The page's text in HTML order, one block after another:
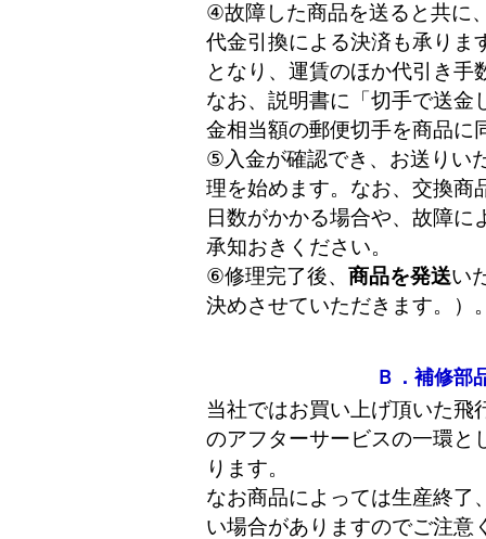
④故障した商品を送ると共に
代金引換による決済も承りま
となり、運賃のほか代引き手
なお、説明書に「切手で送金
金相当額の郵便切手を商品に
⑤入金が確認でき、お送りい
理を始めます。なお、交換商
日数がかかる場合や、故障
承知おきください。
⑥修理完了後、 商品を発送い
決めさせていただきます。）
Ｂ．補修部
当社ではお買い上げ頂いた飛
のアフターサービスの一環と
ります。
なお商品によっては生産終了
い場合がありますのでご注意